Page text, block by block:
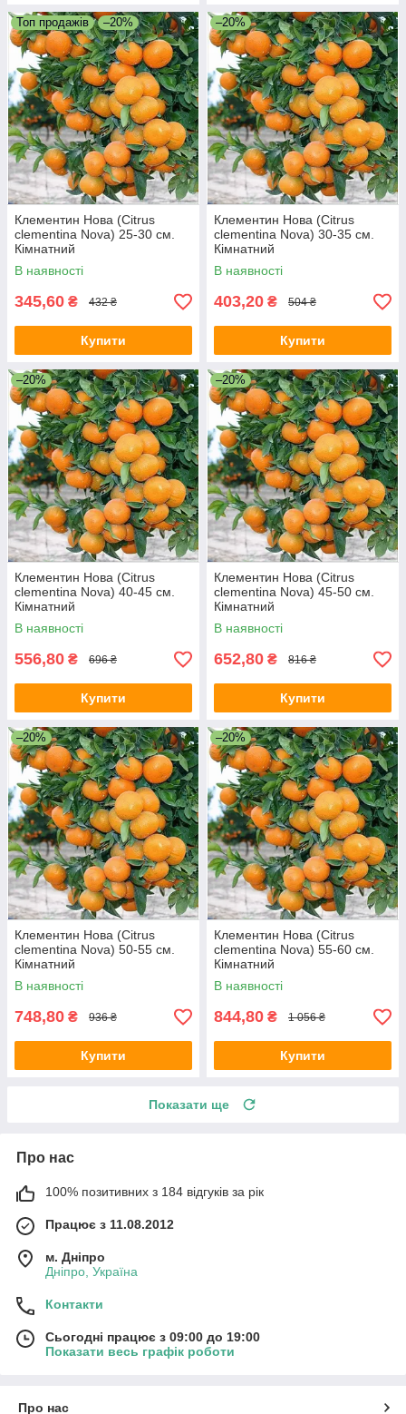
Топ продажів –20%
Клементин Нова (Citrus
clementina Nova) 25-30 см.
Кімнатний
В наявності
345,60 ₴ 432 ₴
Купити
–20%
Клементин Нова (Citrus
clementina Nova) 30-35 см.
Кімнатний
В наявності
403,20 ₴ 504 ₴
Купити
–20%
Клементин Нова (Citrus
clementina Nova) 40-45 см.
Кімнатний
В наявності
556,80 ₴ 696 ₴
Купити
–20%
Клементин Нова (Citrus
clementina Nova) 45-50 см.
Кімнатний
В наявності
652,80 ₴ 816 ₴
Купити
–20%
Клементин Нова (Citrus
clementina Nova) 50-55 см.
Кімнатний
В наявності
748,80 ₴ 936 ₴
Купити
–20%
Клементин Нова (Citrus
clementina Nova) 55-60 см.
Кімнатний
В наявності
844,80 ₴ 1 056 ₴
Купити
Показати ще
Про нас
100% позитивних з 184 відгуків за рік
Працює з 11.08.2012
м. Дніпро
Дніпро, Україна
Контакти
Сьогодні працює з 09:00 до 19:00
Показати весь графік роботи
Про нас